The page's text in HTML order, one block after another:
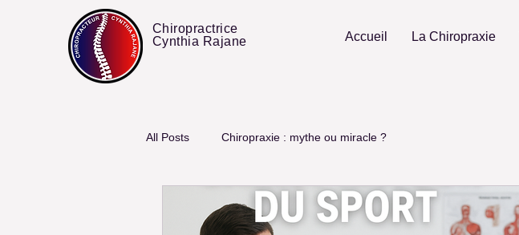
Chiropractrice
Cynthia Rajane
Accueil La Chiropraxie
All Posts Chiropraxie : mythe ou miracle ?